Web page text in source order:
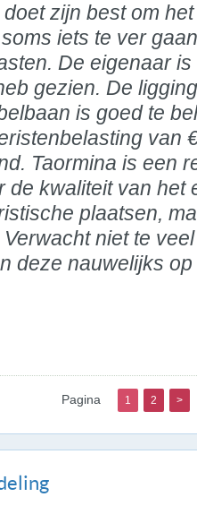
zijn best om
iets te ver
De eigenaar
gezien. De
is goed te
van
Taormina is een
de kwaliteit van het
plaatsen,
niet te
deze nauwelijks
Pagina 1 2 >